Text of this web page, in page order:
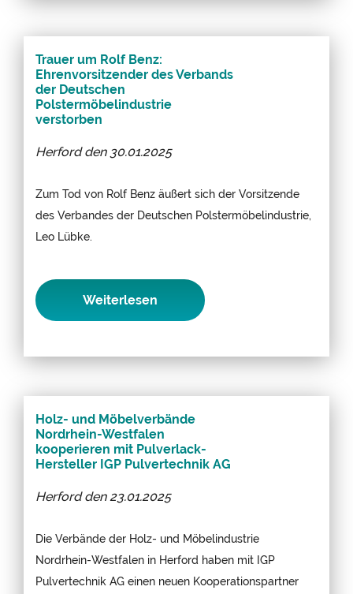
Trauer um Rolf Benz:
Ehrenvorsitzender des Verbands
der Deutschen
Polstermöbelindustrie
verstorben
Herford den 30.01.2025
Zum Tod von Rolf Benz äußert sich der Vorsitzende
des Verbandes der Deutschen Polstermöbelindustrie,
Leo Lübke.
Weiterlesen
Holz- und Möbelverbände
Nordrhein-Westfalen
kooperieren mit Pulverlack-
Hersteller IGP Pulvertechnik AG
Herford den 23.01.2025
Die Verbände der Holz- und Möbelindustrie
Nordrhein-Westfalen in Herford haben mit IGP
Pulvertechnik AG einen neuen Kooperationspartner